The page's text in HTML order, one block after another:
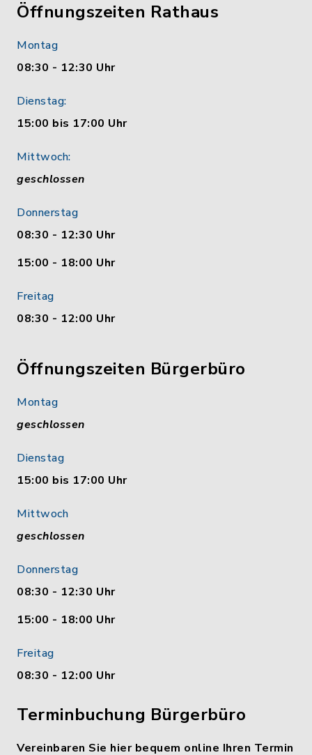
Öffnungszeiten Rathaus
Montag
08:30 - 12:30 Uhr
Dienstag:
15:00 bis 17:00 Uhr
Mittwoch:
geschlossen
Donnerstag
08:30 - 12:30 Uhr
15:00 - 18:00 Uhr
Freitag
08:30 - 12:00 Uhr
Öffnungszeiten Bürgerbüro
Montag
geschlossen
Dienstag
15:00 bis 17:00 Uhr
Mittwoch
geschlossen
Donnerstag
08:30 - 12:30 Uhr
15:00 - 18:00 Uhr
Freitag
08:30 - 12:00 Uhr
Terminbuchung Bürgerbüro
Vereinbaren Sie hier bequem online Ihren Termin